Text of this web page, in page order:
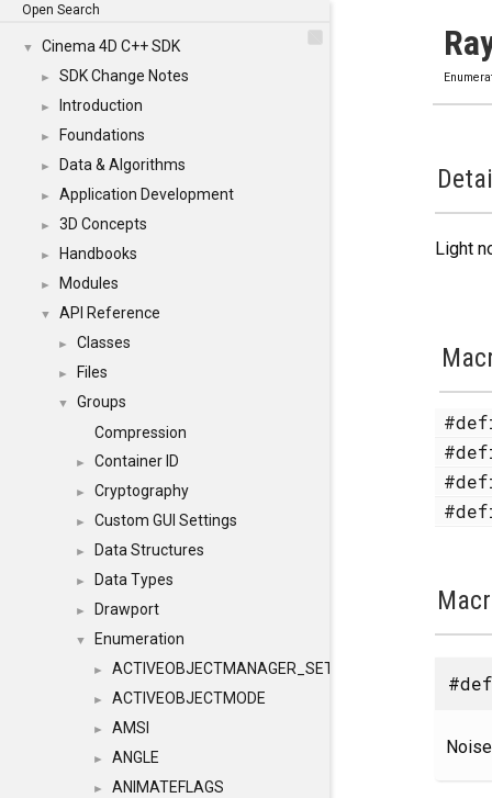
Open Search
▼ Cinema 4D C++ SDK
► SDK Change Notes
► Introduction
► Foundations
► Data & Algorithms
► Application Development
► 3D Concepts
► Handbooks
► Modules
▼ API Reference
► Classes
► Files
▼
Groups
Compression
► Container ID
► Cryptography
► Custom GUI Settings
► Data Structures
► Data Types
► Drawport
▼ Enumeration
► ACTIVEOBJECTMANAGER_SETOBJECTS
► ACTIVEOBJECTMODE
► AMSI
► ANGLE
► ANIMATEFLAGS
Light